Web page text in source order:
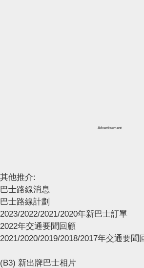
Advertisement
其他推介:
巴士路線消息
巴士路線計劃
2023/2022/2021/2020年新巴士訂單
2022年交通要聞回顧
2021/2020/2019/2018/2017年交通要聞
(B3) 新出牌巴士相片